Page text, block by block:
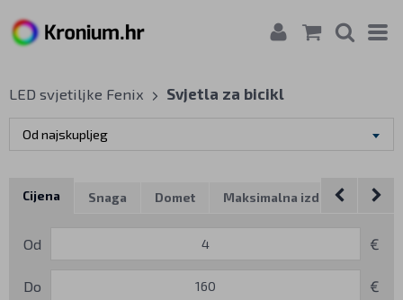
LED svjetiljke Fenix Svjetla za bicikl
Od najskupljeg
Cijena Snaga Domet Maksimalna izdržljivost
Od €
Do €